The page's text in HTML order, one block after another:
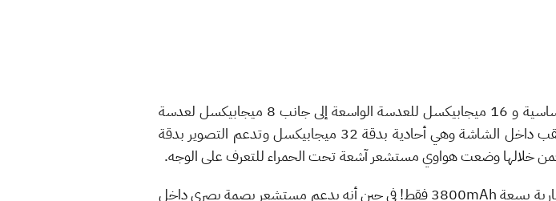
يأتي الهاتف مع كاميرا خلفية ثلاثية بدقة 50 ميجابيكسل للعدسة الأساسية و 16 ميجابيكسل للعدسة الواسعة إلى جانب 8 ميجابيكسل لعدسة
التيليفوتو للتقريب، هذا في حين أن الكاميرا الأمامية تأتي على شكل ثقب داخل الشاشة وهي أحادية بدقة 32 ميجابيكسل وتدعم التصوير بدقة
الهاتف يأتي مع مقاومة المياه والغبار، شحن سريع بقدرة 22.5 واتّ وبطارية بسعة 3800mAh فقط! في حين أنه يدعم مستشعر بصمة بصري داخل